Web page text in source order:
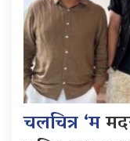
चलचित्र ‘म